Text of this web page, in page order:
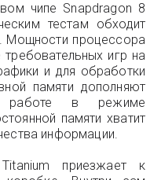
чипе Snapdragon 8
тестам обходит
Мощности процессора
требовательных игр на
и для обработки
памяти дополняют
работе в режиме
памяти хватит
информации.
приезжает к